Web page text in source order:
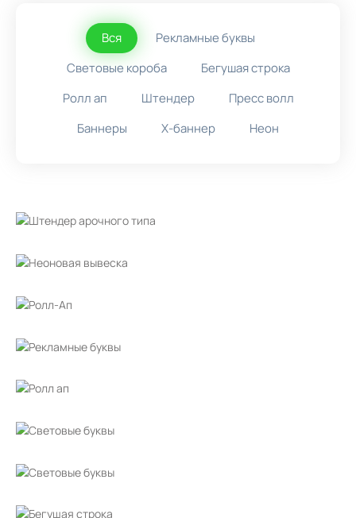
Вся
Рекламные буквы
Световые короба
Бегушая строка
Ролл ап
Штендер
Пресс волл
Баннеры
X-баннер Неон